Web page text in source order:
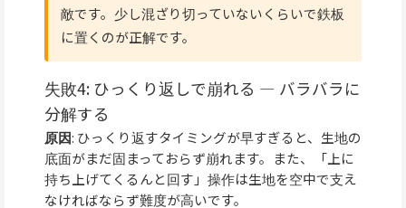
敵です。少し混ざり切っていないくらいで鉄板
に置くのが正解です。
失敗4: ひっくり返しで崩れる — バラバラに
分解する
原因: ひっくり返すタイミングが早すぎると、生地の
底面がまだ固まっておらず崩れます。また、「上に
持ち上げてくるんと回す」操作は生地を空中で支え
なければならず難度が高いです。